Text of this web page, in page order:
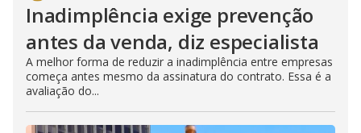
Inadimplência exige prevenção
antes da venda, diz especialista
A melhor forma de reduzir a inadimplência entre empresas
começa antes mesmo da assinatura do contrato. Essa é a
avaliação do...